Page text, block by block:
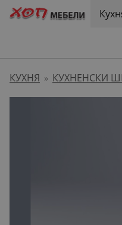
КУХНЯ » КУХНЕНСКИ